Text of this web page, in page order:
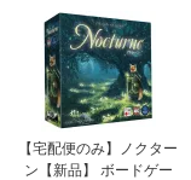
【宅配便のみ】ノクター
ン【新品】 ボードゲー